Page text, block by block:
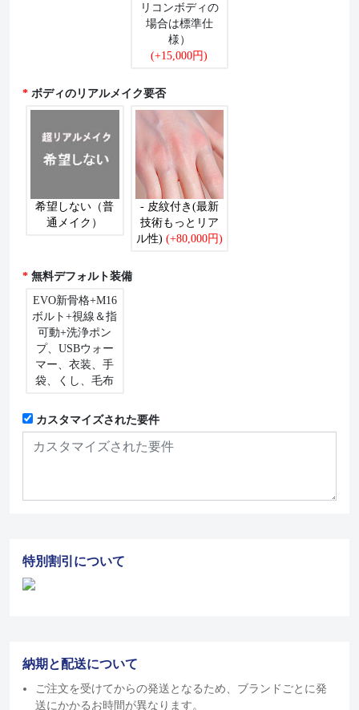
リコンボディの
場合は標準仕
様）
(+15,000円)
ボディのリアルメイク要否
希望しない（普
通メイク）
- 皮紋付き(最新
技術もっとリア
ル性) (+80,000円)
無料デフォルト装備
EVO新骨格+M16
ボルト+視線＆指
可動+洗浄ポン
プ、USBウォー
マー、衣装、手
袋、くし、毛布
カスタマイズされた要件
特別割引について
納期と配送について
ご注文を受けてからの発送となるため、ブランドごとに発
送にかかるお時間が異なります。